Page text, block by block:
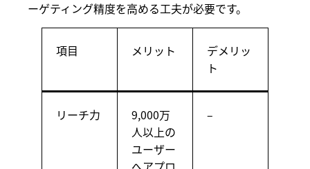
ーゲティング精度を高める工夫が必要です。
項目 メリット
デメリッ
ト
リーチ力
9,000万
人以上の
ユーザー
–